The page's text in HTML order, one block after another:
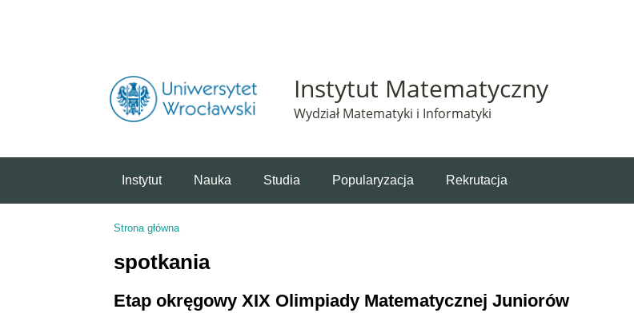
Instytut Matematyczny
Wydział Matematyki i Informatyki
Instytut Nauka Studia Popularyzacja Rekrutacja
Strona główna
spotkania
Etap okręgowy XIX Olimpiady Matematycznej Juniorów